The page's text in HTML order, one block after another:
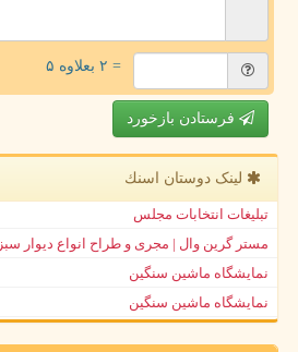
= ۲ بعلاوه ۵
فرستادن بازخورد
لینک دوستان اسنك
تبلیغات انتخابات مجلس
مستر گرین وال | مجری و طراح انواع دیوار سبز
نمایشگاه ماشین سنگین
نمایشگاه ماشین سنگین